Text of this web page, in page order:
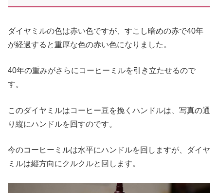
ダイヤミルの色は赤い色ですが、すこし暗めの赤で40年
が経過すると重厚な色の赤い色になりました。
40年の重みがさらにコーヒーミルを引き立たせるので
す。
このダイヤミルはコーヒー豆を挽くハンドルは、写真の通
り縦にハンドルを回すのです。
今のコーヒーミルは水平にハンドルを回しますが、ダイヤ
ミルは縦方向にクルクルと回します。